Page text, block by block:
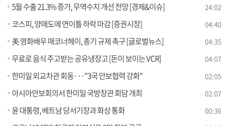
5월 수출 21.3% 증가, 무역수지 개선 전망 [경제&이슈] 24:02
코스피, 양매도에 연이틀 하락 마감 [증권시장] 04:40
美 영화배우 매코너헤이, 총기 규제 촉구 [글로벌뉴스] 04:35
무료로 음식 주고받는 공유냉장고 [돈이 보이는 VCR] 04:07
한미일 외교차관 회동···"3국 안보협력 강화" 02:05
아시아안보회의서 한미일 국방장관 회담 개최 02:07
윤 대통령, 베트남 당서기장과 화상 통화 00:36